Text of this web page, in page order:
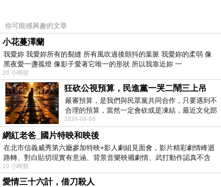
最佳敘事曲-- Adam Kaldunski(波蘭)
十年前的比賽我預測Eric Lu在前三名，結果他拿到第四。
你可能感興趣的文章
小花蔓澤蘭
我愛妳 我愛妳所有的裂縫 所有風吹過後顫抖的葉脈 我愛妳的柔弱 像
黑夜愛一盞孤燈 像影子愛著它唯一的形狀 所以我靠近妳 一
20 小時前
狂砍公視預算，民進黨一哭二鬧三上吊
嚴審預算，是我們與民眾黨共同合作，只要遇到不
合理的預算，當然一定會砍或是凍結，最近文化部
要編列公視和Taiwan plus預算，在110年
2026-08-08
網紅老爸_國片特映和映後
在北市信義威秀第六廳參加特映+影人劇組見面會，影片精彩劇情峰迴
路轉、對白貼切現實有意涵、背景音樂映襯劇情、武打動作認真不含
糊、
10 小時前
愛情三十六計，借刀殺人